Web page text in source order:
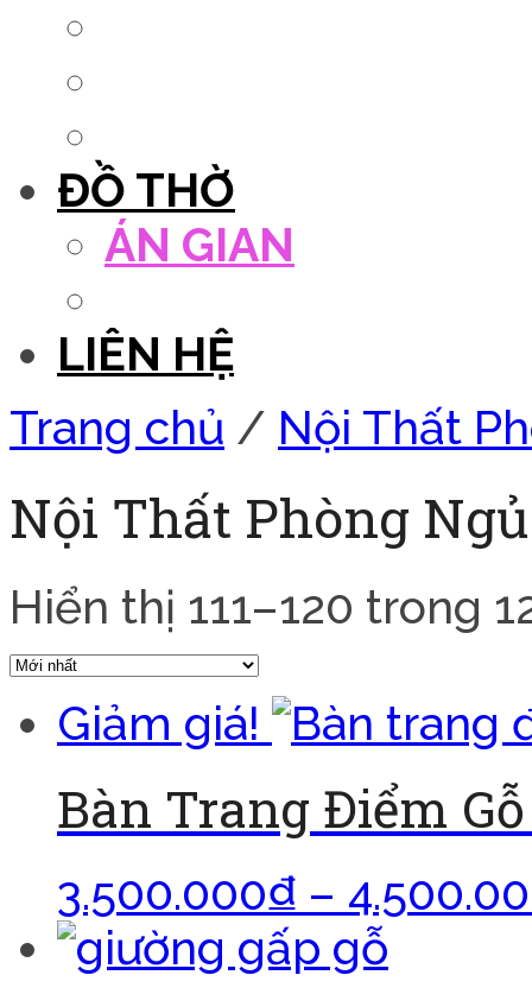
ĐỒ THỜ
ÁN GIAN
LIÊN HỆ
Trang chủ / Nội Thất
Nội Thất Phòng Ngủ
Hiển thị 111–120 trong
Giảm giá!
Bàn Trang Điểm
3.500.000₫ –